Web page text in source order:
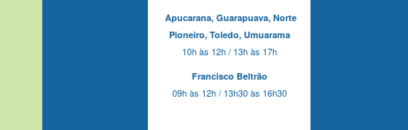
Apucarana, Guarapuava, Norte
Pioneiro, Toledo, Umuarama
10h às 12h / 13h às 17h
Francisco Beltrão
09h às 12h / 13h30 às 16h30